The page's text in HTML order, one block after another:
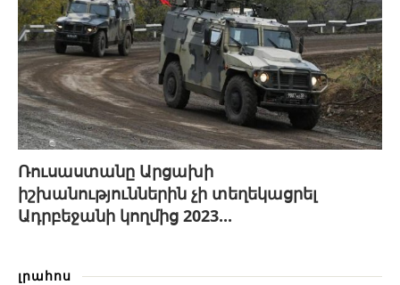
Ռուսաստանը Արցախի
իշխանություններին չի տեղեկացրել
Ադրբեջանի կողմից 2023...
լրահոս